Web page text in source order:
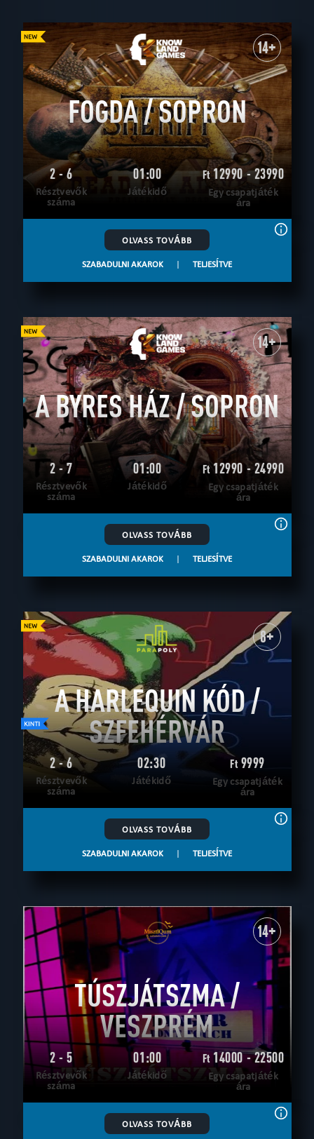
14+
FOGDA / SOPRON
2 - 6
Résztvevők
száma
01:00
Játékidő
Ft12990 - 23990
Egy csapatjáték
ára
OLVASS TOVÁBB
SZABADULNI AKAROK | TELJESÍTVE
14+
A BYRES HÁZ / SOPRON
2 - 7
Résztvevők
száma
01:00
Játékidő
Ft12990 - 24990
Egy csapatjáték
ára
OLVASS TOVÁBB
SZABADULNI AKAROK | TELJESÍTVE
8+
A HARLEQUIN KÓD /
SZFEHÉRVÁR
2 - 6
Résztvevők
száma
02:30
Játékidő
Ft9999
Egy csapatjáték
ára
OLVASS TOVÁBB
SZABADULNI AKAROK | TELJESÍTVE
14+
TÚSZJÁTSZMA /
VESZPRÉM
2 - 5
Résztvevők
száma
01:00
Játékidő
Ft14000 - 22500
Egy csapatjáték
ára
OLVASS TOVÁBB